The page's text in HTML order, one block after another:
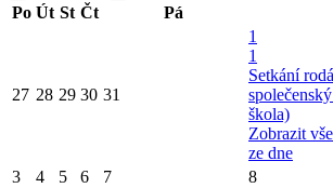
Po Út St Čt Pá
27 28 29 30 31
1
1
Setkání
škola)
Zobrazit
ze dne
3 4 5 6 7 8